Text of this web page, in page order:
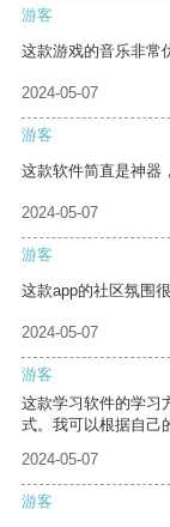
游客
这款游戏的音乐非常
2024-05-07
游客
这款软件简直是神器
2024-05-07
游客
这款app的社区氛围
2024-05-07
游客
这款学习软件的学习
式。我可以根据自己
2024-05-07
游客